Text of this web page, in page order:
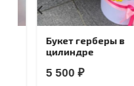
Букет герберы в
цилиндре
5 500₽